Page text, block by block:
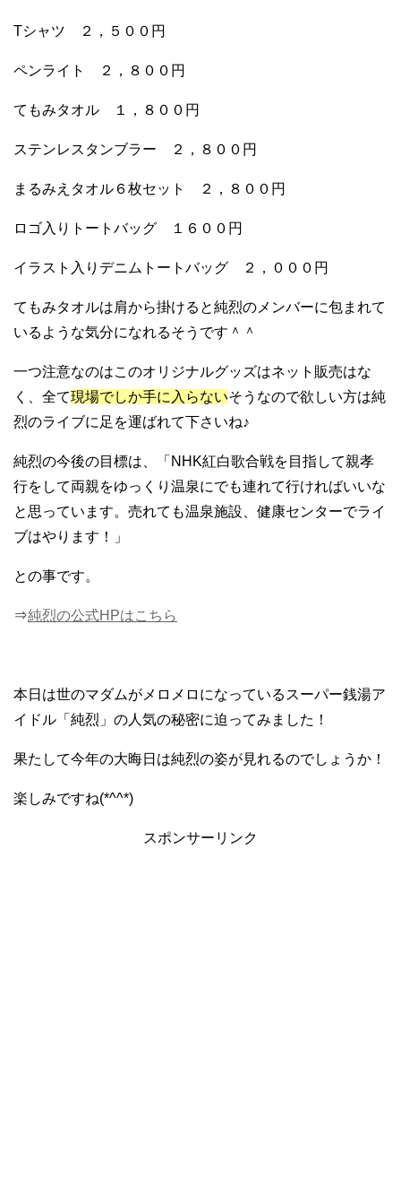
Tシャツ ２，５００円
ペンライト ２，８００円
てもみタオル １，８００円
ステンレスタンブラー ２，８００円
まるみえタオル６枚セット ２，８００円
ロゴ入りトートバッグ １６００円
イラスト入りデニムトートバッグ ２，０００円
てもみタオルは肩から掛けると純烈のメンバーに包まれて
いるような気分になれるそうです＾＾
一つ注意なのはこのオリジナルグッズはネット販売はな
く、全て現場でしか手に入らないそうなので欲しい方は純
烈のライブに足を運ばれて下さいね♪
純烈の今後の目標は、「NHK紅白歌合戦を目指して親孝
行をして両親をゆっくり温泉にでも連れて行ければいいな
と思っています。売れても温泉施設、健康センターでライ
ブはやります！」
との事です。
⇒純烈の公式HPはこちら
本日は世のマダムがメロメロになっているスーパー銭湯ア
イドル「純烈」の人気の秘密に迫ってみました！
果たして今年の大晦日は純烈の姿が見れるのでしょうか！
楽しみですね(*^^*)
スポンサーリンク